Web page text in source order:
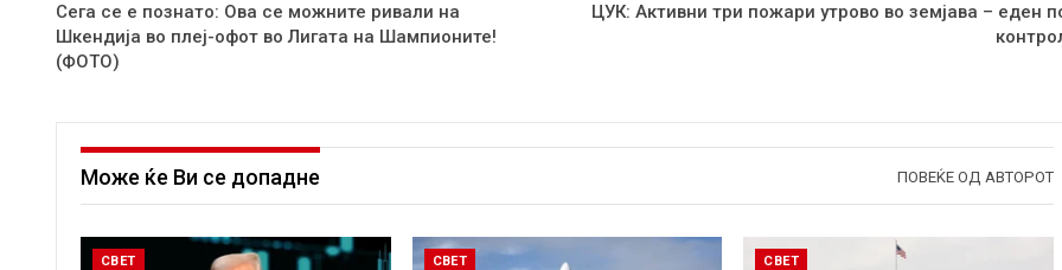
Сега се е познато: Ова се можните ривали на
Шкендија во плеј-офот во Лигата на Шампионите!
(ФОТО)
ЦУК: Активни три пожари утрово во земјава – еден
Може ќе Ви се допадне ПОВЕЌЕ ОД АВТОРОТ
СВЕТ СВЕТ СВЕТ